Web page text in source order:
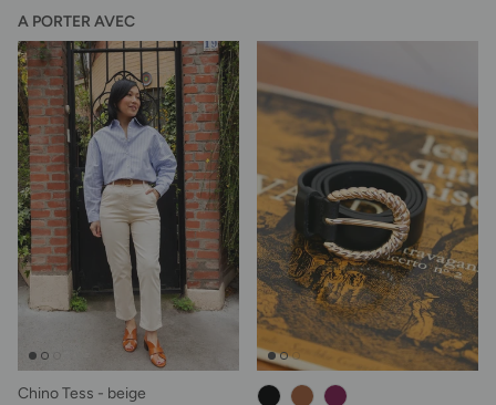
A PORTER AVEC
Chino Tess - beige